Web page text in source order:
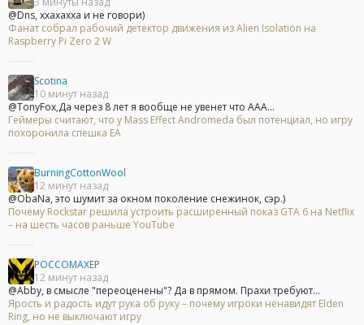
@Dns, ххахахха и не говори)
Фанат собрал рабочий детектор движения из Alien Isolation на
Raspberry Pi Zero 2 W
Scotina
10 минут назад
@TonyFox,Да через 8 лет я вообще не увенет что ААА...
Геймеры считают, что у Mass Effect Andromeda был потенциал, но игру
похоронила спешка EA
BurningCottonWool
12 минут назад
@ObaNa, это шумит за окном поколение снежинок, сэр.)
Почему Rockstar решила устроить расширенный показ GTA 6 на Netflix
– на шесть часов раньше YouTube
POCCOMAXEP
12 минут назад
@Abby, в смысле "переоценены"? Да в прямом. Прахи требуют...
Ярость и радость идут рука об руку – почему игроки ненавидят Elden
Ring, но не выключают игру